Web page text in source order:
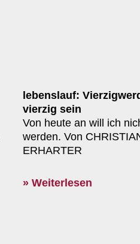
lebenslauf:
vierzig sein
Von heute an will ich
werden. Von
ERHARTER
» Weiterlesen